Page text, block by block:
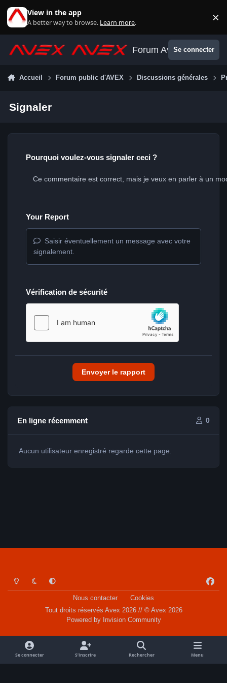
View in the app
A better way to browse. Learn more. ×
Forum AvexSe connecter
Accueil Forum public d'AVEX Discussions générales
Signaler
Pourquoi voulez-vous signaler ceci ?
Your Report
Saisir éventuellement un message avec votre
signalement.
Vérification de sécurité
Envoyer le rapport
En ligne récemment 0
Aucun utilisateur enregistré regarde cette page.
Light ModeDark ModeSystem Preference
a
o
k
Nous contacter
Cookies
Tout droits réservés Avex 2026 // © Avex 2026
Powered by Invision Community
Se connecter S’inscrire Rechercher Menu